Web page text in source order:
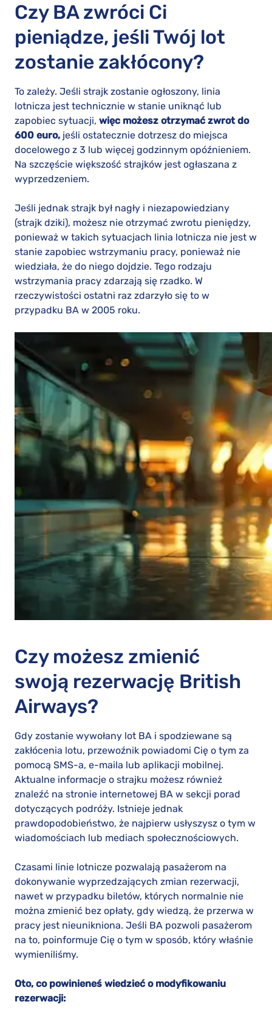
Czy BA zwróci Ci
pieniądze, jeśli Twój lot
zostanie zakłócony?
To zależy. Jeśli strajk zostanie ogłoszony, linia
lotnicza jest technicznie w stanie uniknąć lub
zapobiec sytuacji, więc możesz otrzymać zwrot do
600 euro, jeśli ostatecznie dotrzesz do miejsca
docelowego z 3 lub więcej godzinnym opóźnieniem.
Na szczęście większość strajków jest ogłaszana z
wyprzedzeniem.
Jeśli jednak strajk był nagły i niezapowiedziany
(strajk dziki), możesz nie otrzymać zwrotu pieniędzy,
ponieważ w takich sytuacjach linia lotnicza nie jest w
stanie zapobiec wstrzymaniu pracy, ponieważ nie
wiedziała, że ​​do niego dojdzie. Tego rodzaju
wstrzymania pracy zdarzają się rzadko. W
rzeczywistości ostatni raz zdarzyło się to w
przypadku BA w 2005 roku.
Czy możesz zmienić
swoją rezerwację British
Airways?
Gdy zostanie wywołany lot BA i spodziewane są
zakłócenia lotu, przewoźnik powiadomi Cię o tym za
pomocą SMS-a, e-maila lub aplikacji mobilnej.
Aktualne informacje o strajku możesz również
znaleźć na stronie internetowej BA w sekcji porad
dotyczących podróży. Istnieje jednak
prawdopodobieństwo, że najpierw usłyszysz o tym w
wiadomościach lub mediach społecznościowych.
Czasami linie lotnicze pozwalają pasażerom na
dokonywanie wyprzedzających zmian rezerwacji,
nawet w przypadku biletów, których normalnie nie
można zmienić bez opłaty, gdy wiedzą, że przerwa w
pracy jest nieunikniona. Jeśli BA pozwoli pasażerom
na to, poinformuje Cię o tym w sposób, który właśnie
wymieniliśmy.
Oto, co powinieneś wiedzieć o modyfikowaniu
rezerwacji: